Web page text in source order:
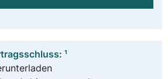
¹